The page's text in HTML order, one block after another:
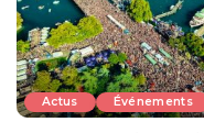
Actus Événements